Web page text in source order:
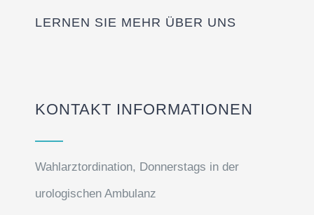
LERNEN SIE MEHR ÜBER UNS
KONTAKT INFORMATIONEN
Wahlarztordination, Donnerstags in der
urologischen Ambulanz